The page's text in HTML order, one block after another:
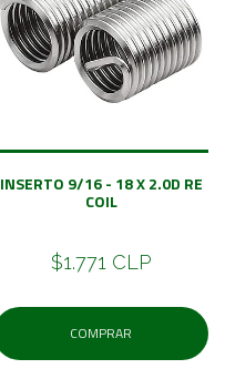
INSERTO 9/16 - 18 X 2.0D RE
COIL
$1.771 CLP
COMPRAR